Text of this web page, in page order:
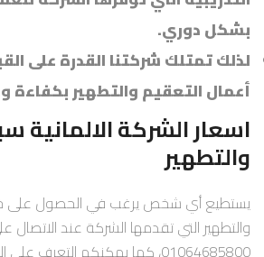
بشكل دوري.
لذلك تمتلك شركتنا القدرة على
أعمال التعقيم والتطهير بكفاءة
اسعار الشركة الالمانية
والتطهير
يستطيع أي شخص يرغب في الحصول على
والتطهير التي تقدمها الشركة عند الاتصال
01064685800، كما يمكنكم التعرف على الآتي: